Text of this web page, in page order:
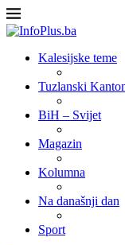
Kalesijske teme
Tuzlanski
BiH – Svijet
Magazin
Kolumna
Na današnji dan
Sport